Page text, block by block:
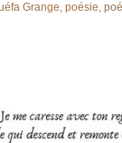
Grange, poésie,